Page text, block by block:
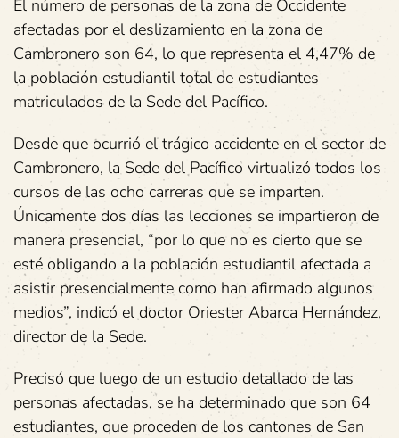
El número de personas de la zona de Occidente
afectadas por el deslizamiento en la zona de
Cambronero son 64, lo que representa el 4,47% de
la población estudiantil total de estudiantes
matriculados de la Sede del Pacífico.
Desde que ocurrió el trágico accidente en el sector de
Cambronero, la Sede del Pacífico virtualizó todos los
cursos de las ocho carreras que se imparten.
Únicamente dos días las lecciones se impartieron de
manera presencial, “por lo que no es cierto que se
esté obligando a la población estudiantil afectada a
asistir presencialmente como han afirmado algunos
medios”, indicó el doctor Oriester Abarca Hernández,
director de la Sede.
Precisó que luego de un estudio detallado de las
personas afectadas, se ha determinado que son 64
estudiantes, que proceden de los cantones de San